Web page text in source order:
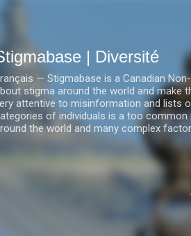
| Diversité
— Stigmabase is a Canadian
stigma around the world and make
attentive to misinformation and lists
of individuals is a too
the world and many complex